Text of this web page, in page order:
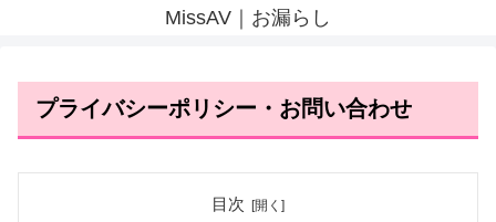
MissAV｜お漏らし
プライバシーポリシー・お問い合わせ
目次